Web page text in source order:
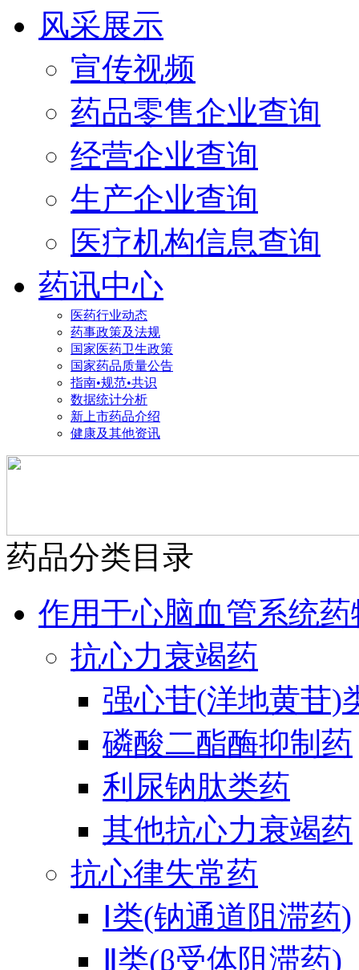
风采展示
宣传视频
药品零售企业查询
经营企业查询
生产企业查询
医疗机构信息查询
药讯中心
医药行业动态
药事政策及法规
国家医药卫生政策
国家药品质量公告
指南•规范•共识
数据统计分析
新上市药品介绍
健康及其他资讯
药品分类目录
作用于心脑血管系统药
抗心力衰竭药
强心苷(洋地黄苷)
磷酸二酯酶抑制药
利尿钠肽类药
其他抗心力衰竭药
抗心律失常药
Ⅰ类(钠通道阻滞药)
Ⅱ类(β受体阻滞药)